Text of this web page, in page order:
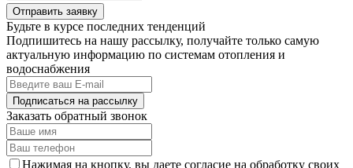
Отправить заявку
Будьте в курсе последних тенденций
Подпишитесь на нашу рассылку, получайте только самую
актуальную информацию по системам отопления и
водоснабжения
Подписаться на рассылку
Заказать обратный звонок
Нажимая на кнопку, вы даете согласие на обработку своих